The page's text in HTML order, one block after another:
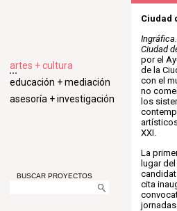
artes + cultura
educación + mediación
asesoría + investigación
BUSCAR PROYECTOS
Ciudad
Ciudad
por el
de la
con el
no
los
XXI.
La
lugar
cita